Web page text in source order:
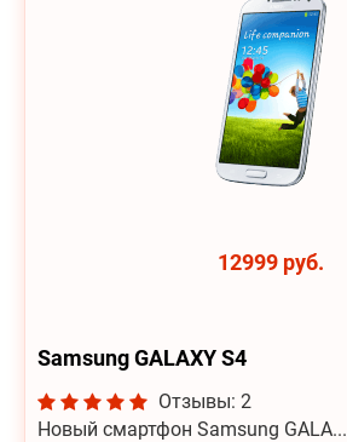
12999 руб.
Samsung GALAXY S4
Отзывы: 2
Новый смартфон Samsung GALA...